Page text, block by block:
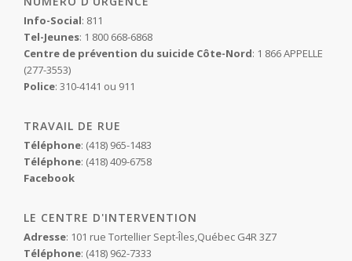
Info-Social: 811
Tel-Jeunes: 1 800 668-6868
Centre de prévention du suicide Côte-Nord: 1 866 APPELLE
(277-3553)
Police: 310-4141 ou 911
TRAVAIL DE RUE
Téléphone: (418) 965-1483
Téléphone: (418) 409-6758
Facebook
LE CENTRE D'INTERVENTION
Adresse: 101 rue Tortellier Sept-Îles,Québec G4R 3Z7
Téléphone: (418) 962-7333